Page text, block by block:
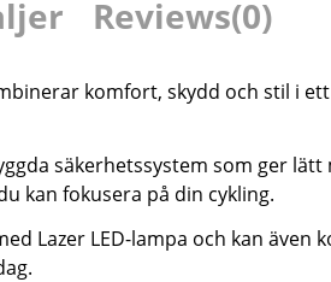
Reviews(0)
komfort, skydd och stil i
säkerhetssystem som ger
kan fokusera på din cykling.
Lazer LED-lampa och kan